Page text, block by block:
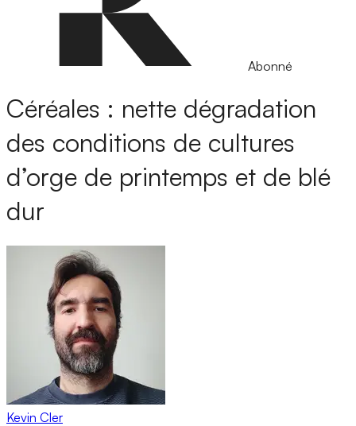
Abonné
Céréales : nette dégradation
des conditions de cultures
d’orge de printemps et de blé
dur
Kevin Cler